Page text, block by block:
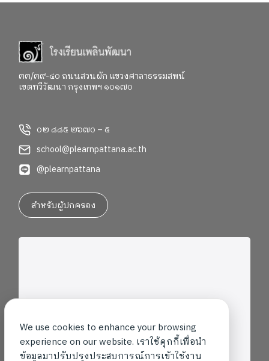
๓๓/๓๙-๔๐ ถนนสวนผัก แขวงศาลาธรรมสพน์
เขตทวีวัฒนา กรุงเทพฯ ๑๐๑๗๐
๐๒ ๘๘๕ ๒๖๗๐ – ๕
school@plearnpattana.ac.th
@plearnpattana
สำหรับผู้ปกครอง
We use cookies to enhance your browsing
experience on our website. เราใช้คุกกี้เพื่อนำ
ข้อมูลมาปรับปรุงประสบการณ์การเข้าใช้งาน